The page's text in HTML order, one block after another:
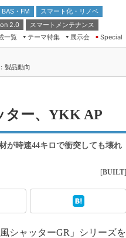
BAS・FM
スマート化・リノベ
2.0
スマートメンテナンス
一覧
テーマ特集
ゲー
イ
展示会
測量展
先端技術展－
リエンスOSAKA
Special
製品動向
ター、YKK AP
が時速44キロで衝突しても壊れ
[BUILT]
シャッターGR」シリーズを